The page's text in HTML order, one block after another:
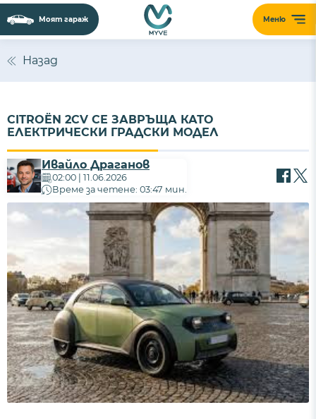
Меню
Моят гараж
Назад
CITROËN 2CV СЕ ЗАВРЪЩА КАТО
ЕЛЕКТРИЧЕСКИ ГРАДСКИ МОДЕЛ
Ивайло Драганов
02:00 | 11.06.2026
Време за четене: 03:47 мин.